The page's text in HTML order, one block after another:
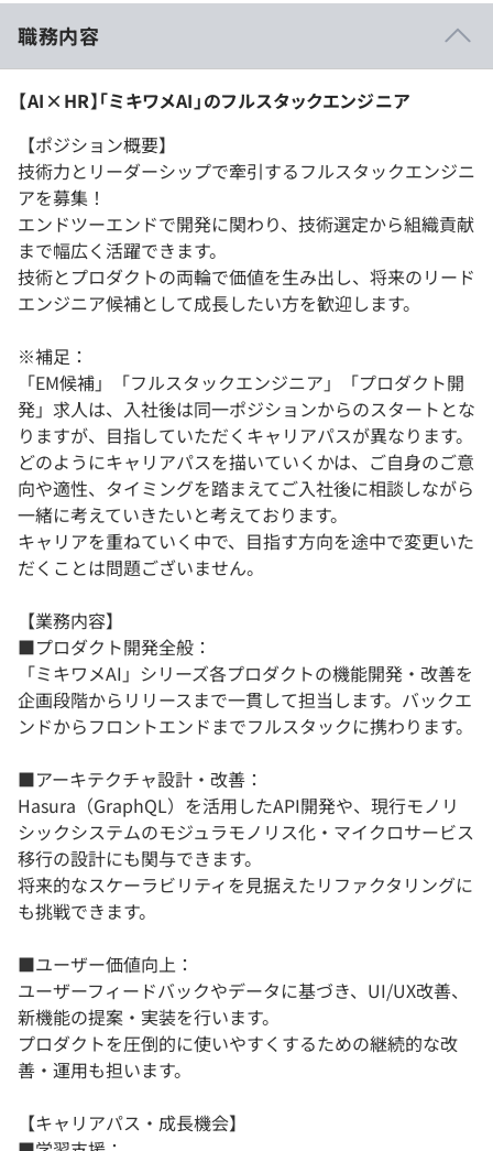
職務内容
【AI×HR】「ミキワメAI」のフルスタックエンジニア
【ポジション概要】
技術力とリーダーシップで牽引するフルスタックエンジニ
アを募集！
エンドツーエンドで開発に関わり、技術選定から組織貢献
まで幅広く活躍できます。
技術とプロダクトの両輪で価値を生み出し、将来のリード
エンジニア候補として成長したい方を歓迎します。
※補足：
「EM候補」「フルスタックエンジニア」「プロダクト開
発」求人は、入社後は同一ポジションからのスタートとな
りますが、目指していただくキャリアパスが異なります。
どのようにキャリアパスを描いていくかは、ご自身のご意
向や適性、タイミングを踏まえてご入社後に相談しながら
一緒に考えていきたいと考えております。
キャリアを重ねていく中で、目指す方向を途中で変更いた
だくことは問題ございません。
【業務内容】
■プロダクト開発全般：
「ミキワメAI」シリーズ各プロダクトの機能開発・改善を
企画段階からリリースまで一貫して担当します。バックエ
ンドからフロントエンドまでフルスタックに携わります。
■アーキテクチャ設計・改善：
Hasura（GraphQL）を活用したAPI開発や、現行モノリ
シックシステムのモジュラモノリス化・マイクロサービス
移行の設計にも関与できます。
将来的なスケーラビリティを見据えたリファクタリングに
も挑戦できます。
■ユーザー価値向上：
ユーザーフィードバックやデータに基づき、UI/UX改善、
新機能の提案・実装を行います。
プロダクトを圧倒的に使いやすくするための継続的な改
善・運用も担います。
【キャリアパス・成長機会】